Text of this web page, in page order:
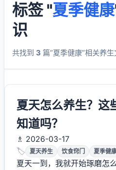
标签 "夏季健康
识
共找到 3 篇“夏季健康”相关养
夏天怎么养生？这
知道吗？
♗ 2026-03-17
🏷️
夏天养生 饮食窍门 夏季健
夏天一到，我就开始琢磨怎